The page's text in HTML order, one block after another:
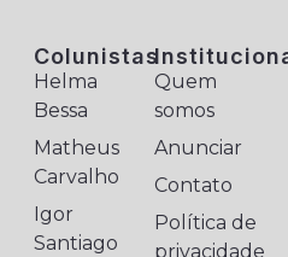
Colunistas
Helma
Bessa
Matheus
Carvalho
Igor
Santiago
Quem
somos
Anunciar
Contato
Política de
privacidade